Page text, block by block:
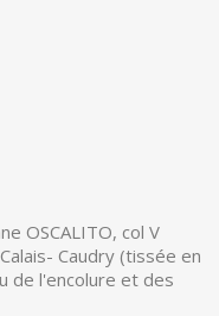
OSCALITO, col V
Caudry (tissée en
de l'encolure et des